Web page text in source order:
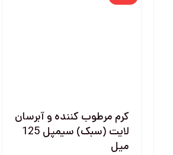
کرم مرطوب کننده و آبرسان
لایت (سبک) سیمپل 125
میل